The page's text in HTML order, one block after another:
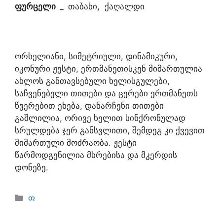
ფურცელი თაბახი, ქაღალდი
ორხელიანი, სიმეტრიული, დინამიკური,
იკონური ჟესტი, ერთმანეთისკენ მიმართულია
ახლოს განთავსებული ხელისგულები,
საჩვენებელი თითები და ცერები ერთმანეთს
წვერებით ეხება, დანარჩენი თითები
გაშლილია, ორივე ხელით სინქრონულად
სრულდება ჯერ განსვლითი, შემდეგ კი ქვევით
მიმართული მოძრაობა. ჟესტი
წარმოდგენილია მხრებისა და მკერდის
დონეზე.
ფ